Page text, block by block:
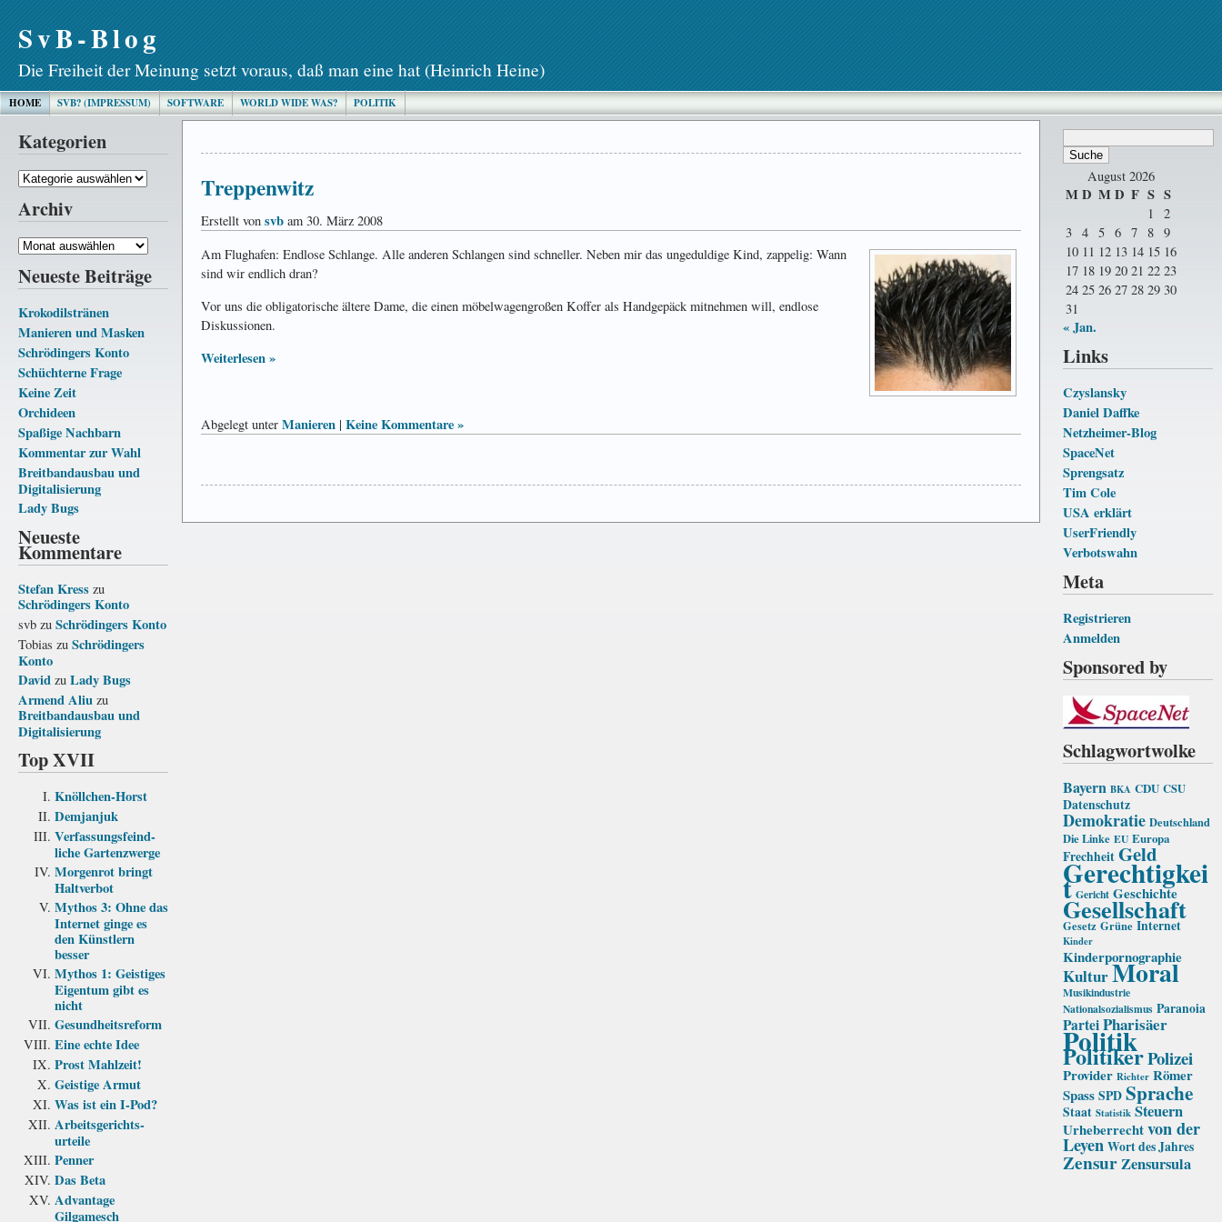
SvB-Blog
Die Freiheit der Meinung setzt voraus, daß man eine hat (Heinrich Heine)
HOME SVB? (IMPRESSUM) SOFTWARE WORLD WIDE WAS? POLITIK
Kategorien
Kategorien
Archiv
Archiv
Neueste Beiträge
Krokodilstränen
Manieren und Masken
Schrödingers Konto
Schüchterne Frage
Keine Zeit
Orchideen
Spaßige Nachbarn
Kommentar zur Wahl
Breitbandausbau und
Digitalisierung
Lady Bugs
Neueste
Kommentare
Stefan Kress zu
Schrödingers Konto
svb zu Schrödingers Konto
Tobias zu Schrödingers
Konto
David zu Lady Bugs
Armend Aliu zu
Breitbandausbau und
Digitalisierung
Top XVII
Knöllchen-Horst
Demjanjuk
Verfassungs­feind­
liche Garten­zwerge
Morgenrot bringt
Haltverbot
Mythos 3: Ohne das
Internet ginge es
den Künstlern
besser
Mythos 1: Geistiges
Eigentum gibt es
nicht
Gesundheits­reform
Eine echte Idee
Prost Mahlzeit!
Geistige Armut
Was ist ein I-Pod?
Arbeits­gerichts­
urteile
Penner
Das Beta
Advantage
Gilgamesch
August 2026
MD MD F S S
1
2
3 4 5 6 7 8 9
10 11 12 13 14 15 16
17 18 19 20 21 22 23
24 25 26 27 28 29 30
31
« Jan.
Links
Czyslansky
Daniel Daffke
Netzheimer-Blog
SpaceNet
Sprengsatz
Tim Cole
USA erklärt
UserFriendly
Verbotswahn
Meta
Registrieren
Anmelden
Sponsored by
Schlagwortwolke
Bayern BKA CDU CSU
Datenschutz
Demokratie Deutschland
Die Linke EU Europa
Frechheit Geld
Gerechtigkei
t Gericht Geschichte
Gesellschaft
Gesetz Grüne Internet
Kinder
Kinderpornographie
KulturMoral
Musikindustrie
Nationalsozialismus Paranoia
ParteiPharisäer
Politik
PolitikerPolizei
Provider Richter Römer
Spass SPD Sprache
Staat Statistik Steuern
Urheberrechtvon der
Leyen Wort des Jahres
ZensurZensursula
Treppenwitz
Erstellt von svb am 30. März 2008
Am Flughafen: Endlose Schlange. Alle anderen Schlangen sind schneller. Neben mir das ungeduldige Kind, zappelig: Wann
sind wir endlich dran?
Vor uns die obligatorische ältere Dame, die einen möbelwagengroßen Koffer als Handgepäck mitnehmen will, endlose
Diskussionen.
Weiterlesen »
Abgelegt unter Manieren | Keine Kommentare »